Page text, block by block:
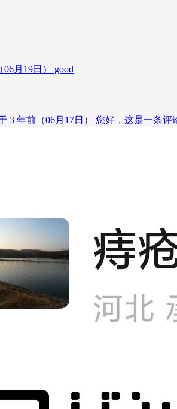
月19日） good
3 年前（06月17日） 您好，这是一条评